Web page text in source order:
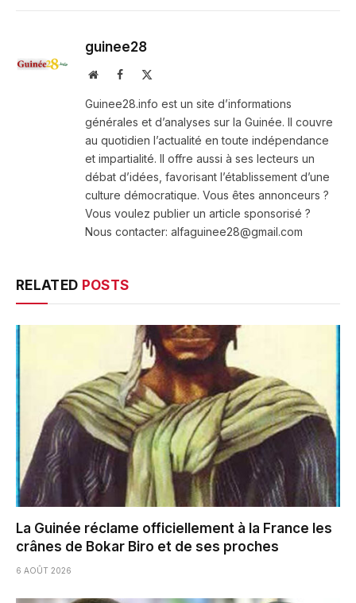
guinee28
WebsiteFacebook
Guinee28.info est un site d’informations
générales et d’analyses sur la Guinée. Il couvre
au quotidien l’actualité en toute indépendance
et impartialité. Il offre aussi à ses lecteurs un
débat d’idées, favorisant l’établissement d’une
culture démocratique. Vous êtes annonceurs ?
Vous voulez publier un article sponsorisé ?
Nous contacter: alfaguinee28@gmail.com
RELATED POSTS
La Guinée réclame officiellement à la France les
crânes de Bokar Biro et de ses proches
6 AOÛT 2026